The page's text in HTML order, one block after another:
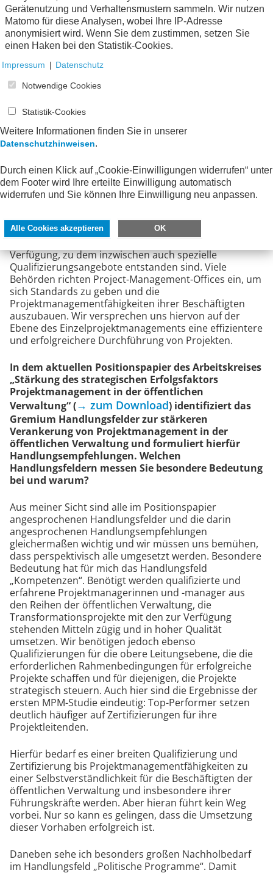
die öffentliche Verwaltung diejenigen Projekte
auswählt und durchführt, die am stärksten auf
politische Ziele und die daraus abgeleiteten
strategischen Ziele öffentlicher Einrichtungen
Projektmanagements noch verbessern, um die
Wirkung von Projekten zu steigern.
Ich erwarte, dass wir gemeinsam als Arbeitskreis
hierzu wichtige Impulse geben können. Als Leitung des
Arbeitskreises möchte ich hierbei die Expertinnen und
Experten unterstützen, den Austausch fördern und
Darüber hinaus sehe ich einen Schwerpunkt darin,
positive Ansätze im Hinblick auf eine Standardisierung
öffentlichen Verwaltung weiter auszubauen. So stellt
das Bundesverwaltungsamt beispielsweise den
Verfügung, zu dem inzwischen auch spezielle
Qualifizierungsangebote entstanden sind. Viele
Behörden richten Project-Management-Offices ein, um
sich Standards zu geben und die
Projektmanagementfähigkeiten ihrer Beschäftigten
auszubauen. Wir versprechen uns hiervon auf der
Ebene des Einzelprojektmanagements eine effizientere
und erfolgreichere Durchführung von Projekten.
In dem aktuellen Positionspapier des Arbeitskreises
„Stärkung des strategischen Erfolgsfaktors
Projektmanagement in der öffentlichen
Verwaltung“ (→ zum Download) identifiziert das
Gremium Handlungsfelder zur stärkeren
Verankerung von Projektmanagement in der
öffentlichen Verwaltung und formuliert hierfür
Handlungsempfehlungen. Welchen
Handlungsfeldern messen Sie besondere Bedeutung
bei und warum?
Aus meiner Sicht sind alle im Positionspapier
angesprochenen Handlungsfelder und die darin
angesprochenen Handlungsempfehlungen
gleichermaßen wichtig und wir müssen uns bemühen,
dass perspektivisch alle umgesetzt werden. Besondere
Bedeutung hat für mich das Handlungsfeld
„Kompetenzen“. Benötigt werden qualifizierte und
erfahrene Projektmanagerinnen und -manager aus
den Reihen der öffentlichen Verwaltung, die
Transformationsprojekte mit den zur Verfügung
stehenden Mitteln zügig und in hoher Qualität
umsetzen. Wir benötigen jedoch ebenso
Qualifizierungen für die obere Leitungsebene, die die
erforderlichen Rahmenbedingungen für erfolgreiche
Projekte schaffen und für diejenigen, die Projekte
strategisch steuern. Auch hier sind die Ergebnisse der
ersten MPM-Studie eindeutig: Top-Performer setzen
deutlich häufiger auf Zertifizierungen für ihre
Projektleitenden.
Hierfür bedarf es einer breiten Qualifizierung und
Zertifizierung bis Projektmanagementfähigkeiten zu
einer Selbstverständlichkeit für die Beschäftigten der
öffentlichen Verwaltung und insbesondere ihrer
Führungskräfte werden. Aber hieran führt kein Weg
vorbei. Nur so kann es gelingen, dass die Umsetzung
dieser Vorhaben erfolgreich ist.
Daneben sehe ich besonders großen Nachholbedarf
im Handlungsfeld „Politische Programme“. Damit
Gerätenutzung und Verhaltensmustern sammeln. Wir nutzen
Matomo für diese Analysen, wobei Ihre IP-Adresse
anonymisiert wird. Wenn Sie dem zustimmen, setzen Sie
einen Haken bei den Statistik-Cookies.
Impressum | Datenschutz
Notwendige Cookies
Statistik-Cookies
Weitere Informationen finden Sie in unserer
Datenschutzhinweisen.
Durch einen Klick auf „Cookie-Einwilligungen widerrufen“ unter
dem Footer wird Ihre erteilte Einwilligung automatisch
widerrufen und Sie können Ihre Einwilligung neu anpassen.
Alle Cookies akzeptieren OK